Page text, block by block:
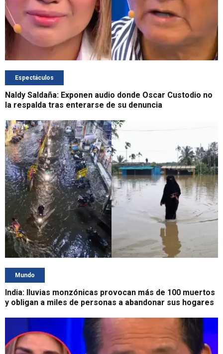
Espectáculos
Naldy Saldaña: Exponen audio donde Oscar Custodio no
la respalda tras enterarse de su denuncia
Mundo
India: lluvias monzónicas provocan más de 100 muertos
y obligan a miles de personas a abandonar sus hogares